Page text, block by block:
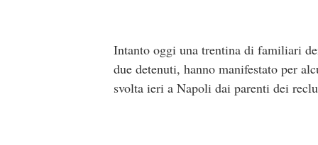
Intanto oggi una trentina di familiari
due detenuti, hanno manifestato per
svolta ieri a Napoli dai parenti dei